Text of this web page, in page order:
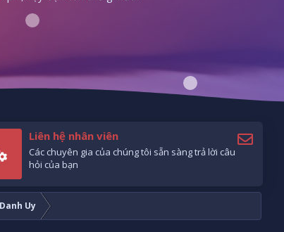
Liên hệ nhân viên
Các chuyên gia của chúng tôi sẵn sàng trả lời câu
hỏi của bạn
Uy